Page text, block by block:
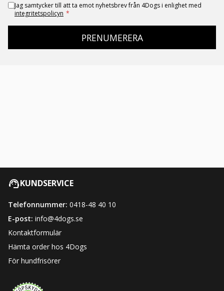
Jag samtycker till att ta emot nyhetsbrev från 4Dogs i enlighet med
integritetspolicyn *
PRENUMERERA
KUNDSERVICE
Telefonnummer: 0418-48 40 10
E-post: info@4dogs.se
Kontaktformulär
Hämta order hos 4Dogs
För hundfrisörer